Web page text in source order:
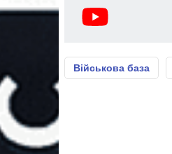
Військова база